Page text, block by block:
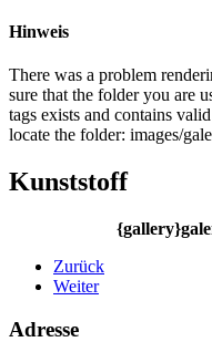
Hinweis
There was a problem
sure that the folder you are
tags exists and contains
locate the folder: images/
Kunststoff
Zurück
Weiter
Adresse